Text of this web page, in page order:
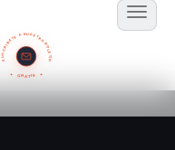
SUSCRÍBETE A NUESTRO BOLETÍN
GRATIS